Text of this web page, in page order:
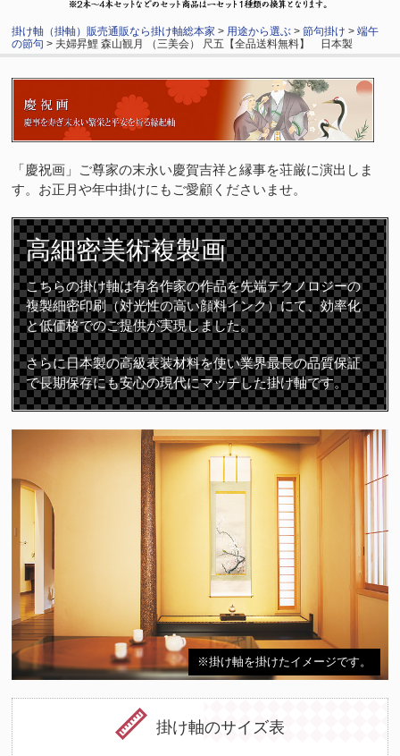
掛け軸（掛軸）販売通販なら掛け軸総本家 > 用途から選ぶ >節句掛け >端午
の節句 > 夫婦昇鯉 森山観月 （三美会） 尺五【全品送料無料】 日本製
「慶祝画」ご尊家の末永い慶賀吉祥と縁事を荘厳に演出しま
す。お正月や年中掛けにもご愛顧くださいませ。
高細密美術複製画
こちらの掛け軸は有名作家の作品を先端テクノロジーの
複製細密印刷（対光性の高い顔料インク）にて、効率化
と低価格でのご提供が実現しました。
さらに日本製の高級表装材料を使い業界最長の品質保証
で長期保存にも安心の現代にマッチした掛け軸です。
※掛け軸を掛けたイメージです。
掛け軸のサイズ表